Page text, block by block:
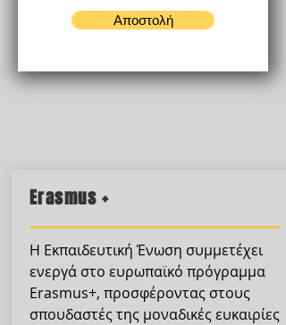
Αποστολή
Erasmus +
Η Εκπαιδευτική Ένωση συμμετέχει
ενεργά στο ευρωπαϊκό πρόγραμμα
Erasmus+, προσφέροντας στους
σπουδαστές της μοναδικές ευκαιρίες